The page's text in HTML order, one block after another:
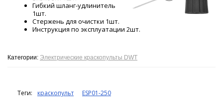
Гибкий шланг-удлинитель
1шт.
Стержень для очистки 1шт.
Инструкция по эксплуатации 2шт.
Категории: Электрические краскопульты DWT
Теги: краскопульт ESP01-250